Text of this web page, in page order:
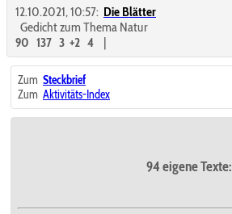
12.10.2021, 10:57: Die Blätter
Gedicht zum Thema Natur
90 137 3 +2 4 |
Zum Steckbrief
Zum Aktivitäts-Index
94 eigene Texte: